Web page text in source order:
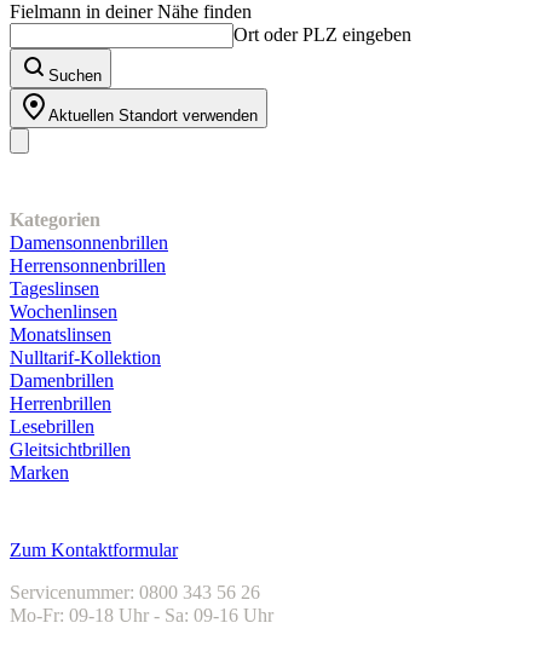
Fielmann in deiner Nähe finden
Ort oder PLZ eingeben
Suchen
Aktuellen Standort verwenden
Kategorien
Damensonnenbrillen
Herrensonnenbrillen
Tageslinsen
Wochenlinsen
Monatslinsen
Nulltarif-Kollektion
Damenbrillen
Herrenbrillen
Lesebrillen
Gleitsichtbrillen
Marken
Zum Kontaktformular
Servicenummer: 0800 343 56 26
Mo-Fr: 09-18 Uhr - Sa: 09-16 Uhr